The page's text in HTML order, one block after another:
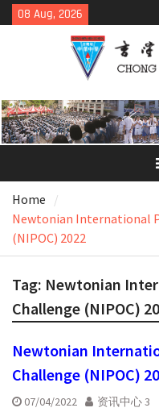
Skip
to
08 Aug, 2026
Home
Newtonian International
(NIPOC) 2022
Tag: Newtonian
Challenge (NIPOC)
Newtonian
Challenge (NIPOC)
07/04/2022 资讯中心 3